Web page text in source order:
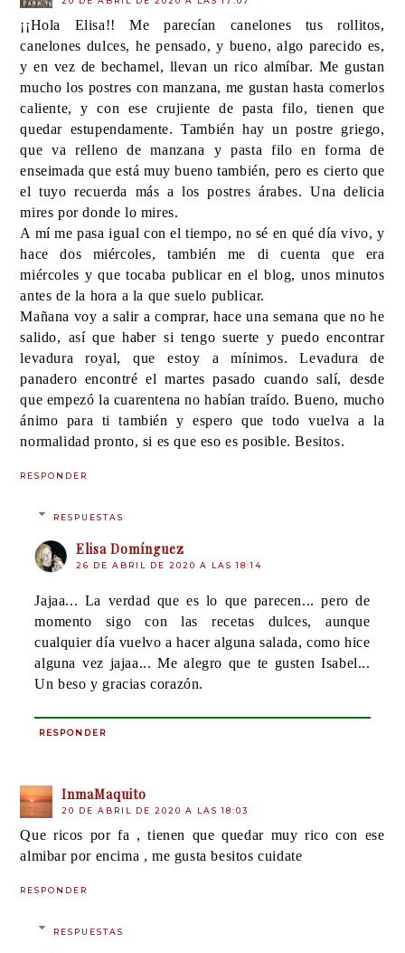
¡¡Hola Elisa!! Me parecían canelones tus rollitos,
canelones dulces, he pensado, y bueno, algo parecido es,
y en vez de bechamel, llevan un rico almíbar. Me gustan
mucho los postres con manzana, me gustan hasta comerlos
caliente, y con ese crujiente de pasta filo, tienen que
quedar estupendamente. También hay un postre griego,
que va relleno de manzana y pasta filo en forma de
enseimada que está muy bueno también, pero es cierto que
el tuyo recuerda más a los postres árabes. Una delicia
mires por donde lo mires.
A mí me pasa igual con el tiempo, no sé en qué día vivo, y
hace dos miércoles, también me di cuenta que era
miércoles y que tocaba publicar en el blog, unos minutos
antes de la hora a la que suelo publicar.
Mañana voy a salir a comprar, hace una semana que no he
salido, así que haber si tengo suerte y puedo encontrar
levadura royal, que estoy a mínimos. Levadura de
panadero encontré el martes pasado cuando salí, desde
que empezó la cuarentena no habían traído. Bueno, mucho
ánimo para ti también y espero que todo vuelva a la
normalidad pronto, si es que eso es posible. Besitos.
RESPONDER
RESPUESTAS
Elisa Domínguez
26 DE ABRIL DE 2020 A LAS 18:14
Jajaa... La verdad que es lo que parecen... pero de
momento sigo con las recetas dulces, aunque
cualquier día vuelvo a hacer alguna salada, como hice
alguna vez jajaa... Me alegro que te gusten Isabel...
Un beso y gracias corazón.
RESPONDER
InmaMaquito
20 DE ABRIL DE 2020 A LAS 18:03
Que ricos por fa , tienen que quedar muy rico con ese
almibar por encima , me gusta besitos cuidate
RESPONDER
RESPUESTAS